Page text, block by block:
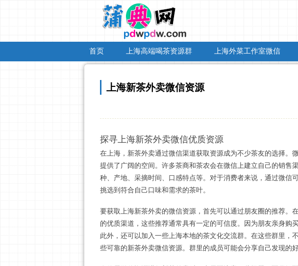
首页 上海高端喝茶资源群 上海外菜工作室微信
上海新茶外卖微信资源
探寻上海新茶外卖微信优质资源
在上海，新茶外卖通过微信渠道获取资源成为不少茶友的选择。
提供了广阔的空间。许多茶商和茶农会在微信上建立自己的销售
种、产地、采摘时间、口感特点等。对于消费者来说，通过微信
挑选到符合自己口味和需求的茶叶。
要获取上海新茶外卖的微信资源，首先可以通过朋友圈的推荐。
的优质渠道，这些推荐通常具有一定的可信度。因为朋友亲身购
此外，还可以加入一些上海本地的茶文化交流群。在这些群里，
些可靠的新茶外卖微信资源。群里的成员可能会分享自己发现的